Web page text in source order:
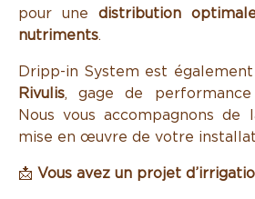
pour unedistribution
nutriments.
Dripp-in System est également
Rivulis, gage de
Nous vous accompagnons de
mise en œuvre de votre
📩 Vous avez un projet